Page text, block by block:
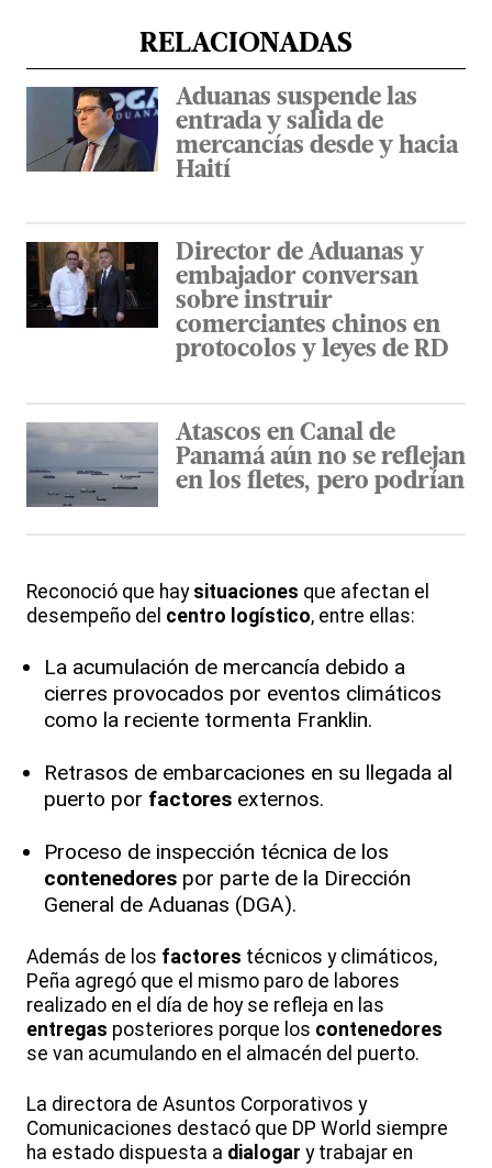
RELACIONADAS
Aduanas suspende las
entrada y salida de
mercancías desde y hacia
Haití
Director de Aduanas y
embajador conversan
sobre instruir
comerciantes chinos en
protocolos y leyes de RD
Atascos en Canal de
Panamá aún no se reflejan
en los fletes, pero podrían
Reconoció que hay situaciones que afectan el
desempeño del centro logístico, entre ellas:
La acumulación de mercancía debido a
cierres provocados por eventos climáticos
como la reciente tormenta Franklin.
Retrasos de embarcaciones en su llegada al
puerto por factores externos.
Proceso de inspección técnica de los
contenedores por parte de la Dirección
General de Aduanas (DGA).
Además de los factores técnicos y climáticos,
Peña agregó que el mismo paro de labores
realizado en el día de hoy se refleja en las
entregas posteriores porque los contenedores
se van acumulando en el almacén del puerto.
La directora de Asuntos Corporativos y
Comunicaciones destacó que DP World siempre
ha estado dispuesta a dialogar y trabajar en